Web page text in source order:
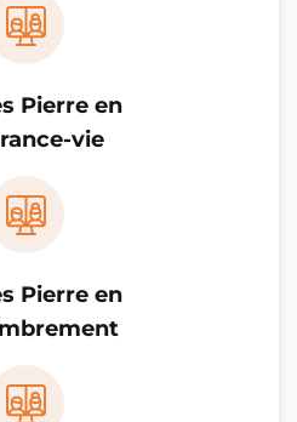
Pierre en
vie
Pierre en